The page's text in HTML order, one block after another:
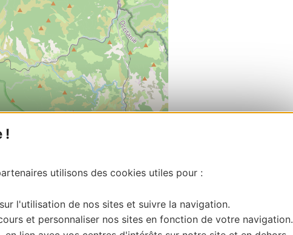
!
utilisons des cookies utiles pour :
l'utilisation de nos sites et suivre la navigation.
et personnaliser nos sites en fonction de votre navigation.
Leaflet OpenStreetMap contributors